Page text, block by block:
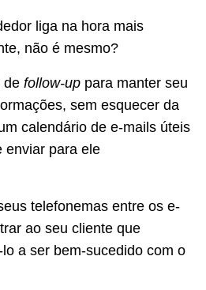
liga na hora mais
não é mesmo?
de follow-up para manter seu
sem esquecer da
calendário de e-mails úteis
enviar para ele
telefonemas entre os e-
ao seu cliente que
a ser bem-sucedido com o